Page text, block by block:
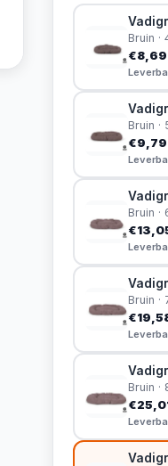
Bruin ·
€8,69
Bruin ·
€9,79
Bruin ·
Bruin ·
Bruin ·